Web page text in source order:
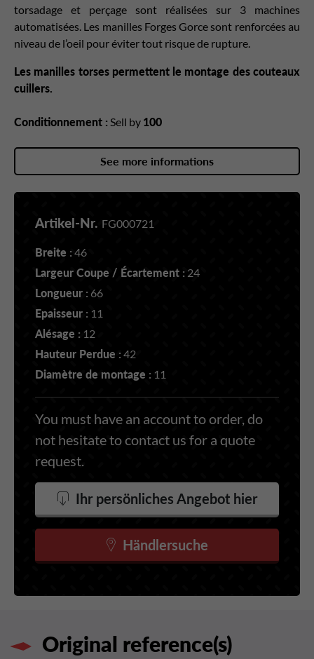
torsadage et perçage sont réalisées sur 3 machines
automatisées. Les manilles Forges Gorce sont renforcées au
niveau de l’oeil pour éviter tout risque de rupture.
Les manilles torses permettent le montage des couteaux
cuillers.
Conditionnement : Sell by 100
See more informations
Artikel-Nr. FG000721
Breite :46
Largeur Coupe / Écartement : 24
Longueur : 66
Epaisseur : 11
Alésage : 12
Hauteur Perdue : 42
Diamètre de montage : 11
You must have an account to order, do
not hesitate to contact us for a quote
request.
Ihr persönliches Angebot hier
Händlersuche
Original reference(s)